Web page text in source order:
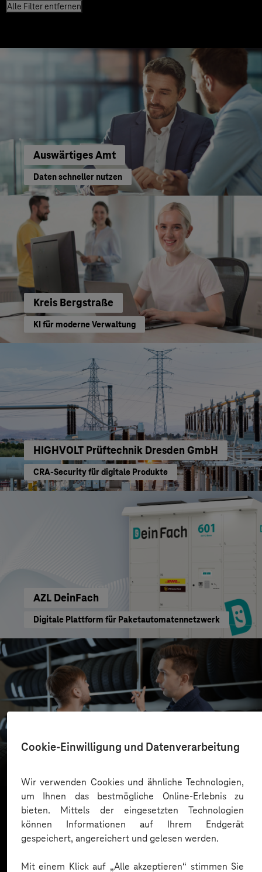
Cookie-Einwilligung und Datenverarbeitung
Wir verwenden Cookies und ähnliche Technologien,
um Ihnen das bestmögliche Online-Erlebnis zu
bieten. Mittels der eingesetzten Technologien
können Informationen auf Ihrem Endgerät
gespeichert, angereichert und gelesen werden.
Mit einem Klick auf „Alle akzeptieren“ stimmen Sie
Alle Filter entfernen
Auswärtiges Amt
Daten schneller nutzen
Kreis Bergstraße
KI für moderne Verwaltung
HIGHVOLT Prüftechnik Dresden GmbH
CRA-Security für digitale Produkte
AZL DeinFach
Digitale Plattform für Paketautomatennetzwerk
Business GPT für eine sichere und effiziente KI-
Mehr laden